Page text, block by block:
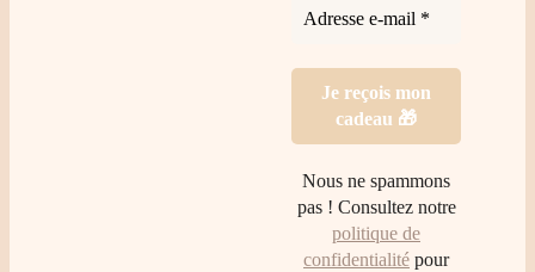
Nous ne spammons
pas ! Consultez notre
politique de
confidentialité pour